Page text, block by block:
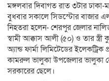
মঙ্গলবার দিবাগত রাত ৩টার
বুধবার সকালে সিডস্টোর বাজার
নিহতরা হলেন- শেরপুর জেলার
স্বামী আক্কাস আলী (৫০) ও তার
অ্যান্ড ফার্মা লিমিটেডের
কামরুল ভালুকা উপজেলার ভালুকা
সরকারের ছেলে।